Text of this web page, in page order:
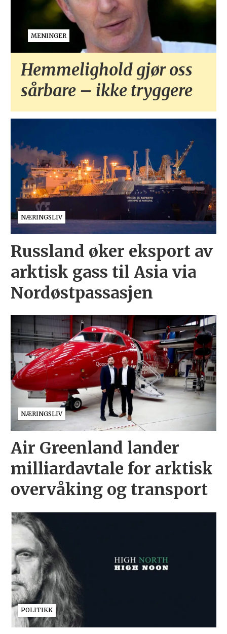
MENINGER
Hemmelighold gjør oss
sårbare – ikke tryggere
NÆRINGSLIV
Russland øker eksport av
arktisk gass til Asia via
Nordøstpassasjen
NÆRINGSLIV
Air Greenland lander
milliardavtale for arktisk
overvåking og transport
POLITIKK